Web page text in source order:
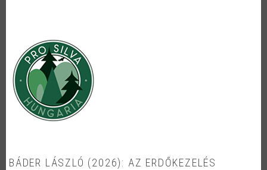
BÁDER LÁSZLÓ (2026): AZ ERDŐKEZELÉS